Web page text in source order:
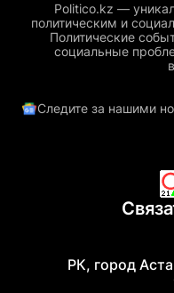
Politico.kz —
политическим и
Политические
социальные
Следите за нашими
РК, город